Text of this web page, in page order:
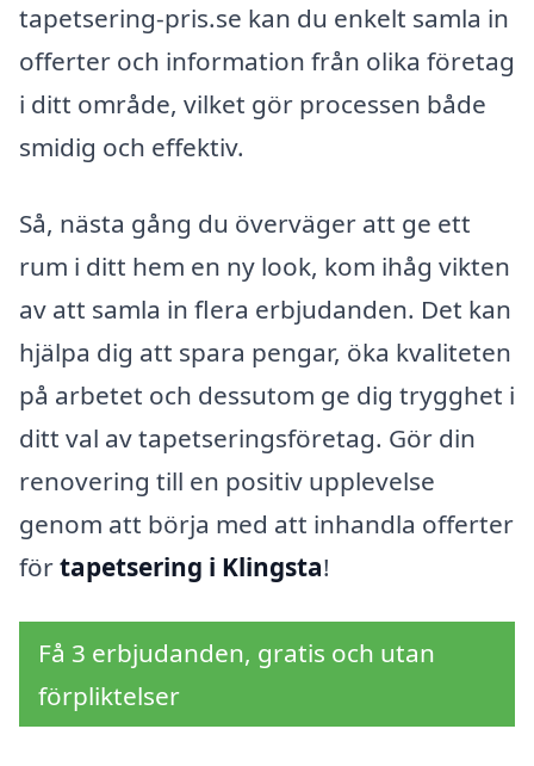
tapetsering-pris.se kan du enkelt samla in
offerter och information från olika företag
i ditt område, vilket gör processen både
smidig och effektiv.
Så, nästa gång du överväger att ge ett
rum i ditt hem en ny look, kom ihåg vikten
av att samla in flera erbjudanden. Det kan
hjälpa dig att spara pengar, öka kvaliteten
på arbetet och dessutom ge dig trygghet i
ditt val av tapetseringsföretag. Gör din
renovering till en positiv upplevelse
genom att börja med att inhandla offerter
förtapetsering i Klingsta!
Få 3 erbjudanden, gratis och utan
förpliktelser